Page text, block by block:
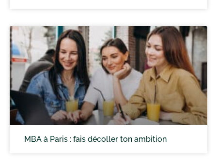
MBA à Paris : fais décoller ton ambition